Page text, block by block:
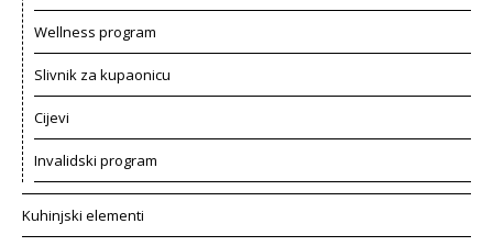
Wellness program
Slivnik za kupaonicu
Cijevi
Invalidski program
Kuhinjski elementi